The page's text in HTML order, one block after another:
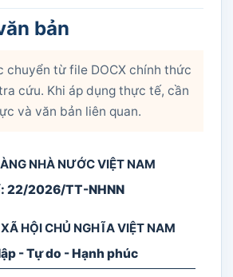
bản
chuyển từ file DOCX chính thức
cứu. Khi áp dụng thực tế, cần
và văn bản liên quan.
NHÀ NƯỚC VIỆT NAM
22/2026/TT-NHNN
HỘI CHỦ NGHĨA VIỆT NAM
- Tự do - Hạnh phúc